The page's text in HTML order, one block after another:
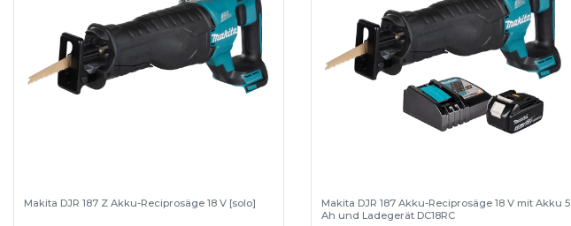
Makita DJR 187 Z Akku-Reciprosäge 18 V [solo]
Makita DJR 187 Akku-Reciprosäge 18 V mit Akku 5
Ah und Ladegerät DC18RC